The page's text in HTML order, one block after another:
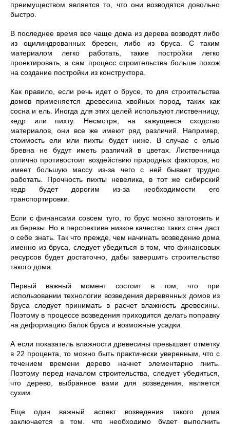
преимуществом является то, что они возводятся довольно
быстро.
В последнее время все чаще дома из дерева возводят либо
из оцилиндрованных бревен, либо из бруса. С таким
материалом легко работать, такие постройки легко
проектировать, а сам процесс строительства больше похож
на создание постройки из конструктора.
Как правило, если речь идет о брусе, то для строительства
домов применяется древесина хвойных пород, таких как
сосна и ель. Иногда для этих целей используют лиственницу,
кедр или пихту. Несмотря, на кажущееся сходство
материалов, они все же имеют ряд различий. Например,
стоимость ели или пихты будет ниже. В случае с елью
бревна не будут иметь различий в цветах. Лиственница
отлично противостоит воздействию природных факторов, но
имеет большую массу из-за чего с ней бывает трудно
работать. Прочность пихты невелика, в тот же сибирский
кедр будет дорогим из-за необходимости его
транспортировки.
Если с финансами совсем туго, то брус можно заготовить и
из березы. Но в перспективе низкое качество таких стен даст
о себе знать. Так что прежде, чем начинать возведение дома
именно из бруса, следует убедиться в том, что финансовых
ресурсов будет достаточно, дабы завершить строительство
такого дома.
Первый важный момент состоит в том, что при
использовании технологии возведения деревянных домов из
бруса следует принимать в расчет влажность древесины.
Поэтому в процессе возведения приходится делать поправку
на деформацию балок бруса и возможные усадки.
А если показатель влажности древесины превышает отметку
в 22 процента, то можно быть практически уверенным, что с
течением времени дерево начнет элементарно гнить.
Поэтому перед началом строительства, следует убедиться,
что дерево, выбранное вами для возведения, является
сухим.
Еще один важный аспект возведения такого дома
заключается в том, что необходимо будет выполнить